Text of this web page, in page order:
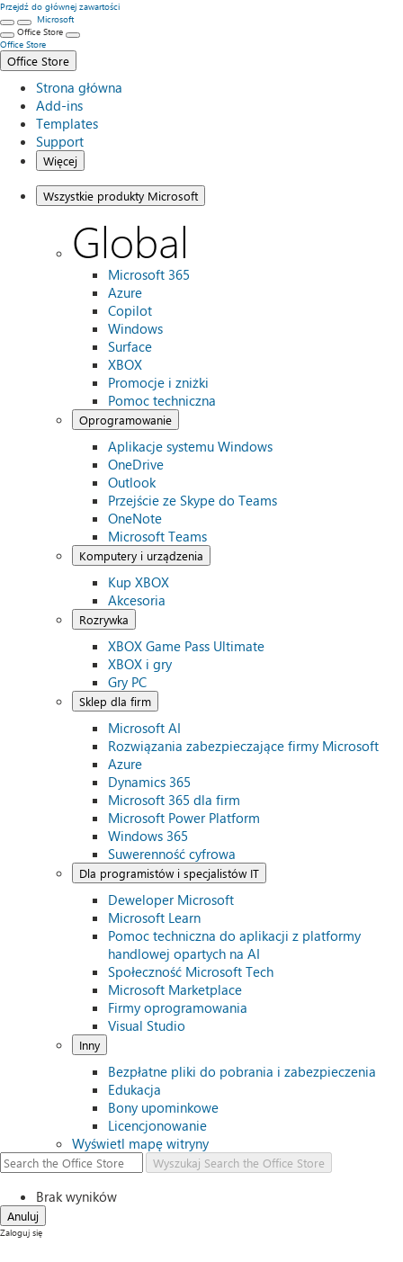
Przejdź do głównej zawartości
Microsoft
Office Store
Office Store
Office Store
Strona główna
Add-ins
Templates
Support
Więcej
Wszystkie produkty Microsoft
Global
Microsoft 365
Azure
Copilot
Windows
Surface
XBOX
Promocje i zniżki
Pomoc techniczna
Oprogramowanie
Aplikacje systemu Windows
OneDrive
Outlook
Przejście ze Skype do Teams
OneNote
Microsoft Teams
Komputery i urządzenia
Kup XBOX
Akcesoria
Rozrywka
XBOX Game Pass Ultimate
XBOX i gry
Gry PC
Sklep dla firm
Microsoft AI
Rozwiązania zabezpieczające firmy Microsoft
Azure
Dynamics 365
Microsoft 365 dla firm
Microsoft Power Platform
Windows 365
Suwerenność cyfrowa
Dla programistów i specjalistów IT
Deweloper Microsoft
Microsoft Learn
Pomoc techniczna do aplikacji z platformy
handlowej opartych na AI
Społeczność Microsoft Tech
Microsoft Marketplace
Firmy oprogramowania
Visual Studio
Inny
Bezpłatne pliki do pobrania i zabezpieczenia
Edukacja
Bony upominkowe
Licencjonowanie
Wyświetl mapę witryny
Wyszukaj Search the Office Store
Brak wyników
Anuluj
Zaloguj się